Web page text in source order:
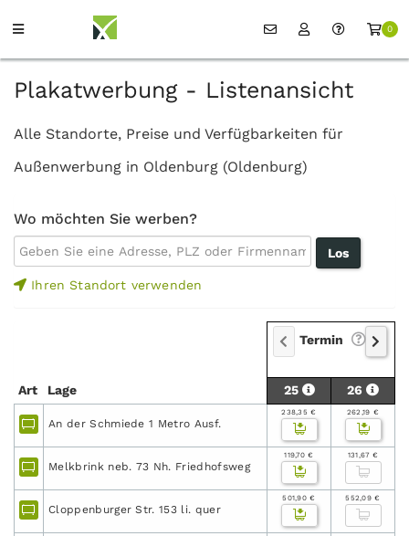
0
Plakatwerbung - Listenansicht
Alle Standorte, Preise und Verfügbarkeiten für
Außenwerbung in Oldenburg (Oldenburg)
Wo möchten Sie werben?
Ihren Standort verwenden
Art Lage
Termin
25 26
An der Schmiede 1 Metro Ausf.
238,35 € 262,19 €
Melkbrink neb. 73 Nh. Friedhofsweg
119,70 € 131,67 €
Cloppenburger Str. 153 li. quer
501,90 € 552,09 €